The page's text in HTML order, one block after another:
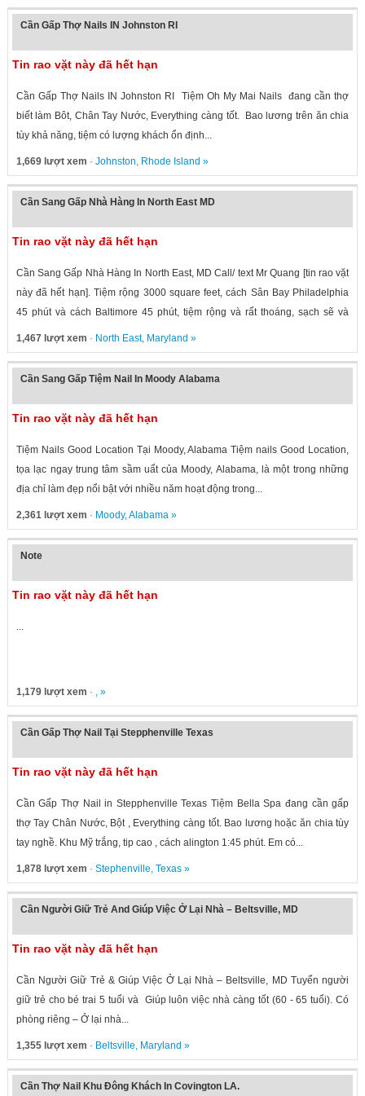
Cần Gấp Thợ Nails IN Johnston RI
Tin rao vặt này đã hết hạn
Cần Gấp Thợ Nails IN Johnston RI Tiệm Oh My Mai Nails đang cần thợ
biết làm Bôt, Chân Tay Nước, Everything càng tốt. Bao lương trên ăn chia
tùy khả năng, tiệm có lượng khách ổn định...
1,669 lượt xem · Johnston, Rhode Island »
Cần Sang Gấp Nhà Hàng In North East MD
Tin rao vặt này đã hết hạn
Cần Sang Gấp Nhà Hàng In North East, MD Call/ text Mr Quang [tin rao vặt
này đã hết hạn]. Tiệm rộng 3000 square feet, cách Sân Bay Philadelphia
45 phút và cách Baltimore 45 phút, tiệm rộng và rất thoáng, sạch sẽ và
sang...
1,467 lượt xem · North East, Maryland »
Cần Sang Gấp Tiệm Nail In Moody Alabama
Tin rao vặt này đã hết hạn
Tiệm Nails Good Location Tại Moody, Alabama Tiệm nails Good Location,
tọa lạc ngay trung tâm sầm uất của Moody, Alabama, là một trong những
địa chỉ làm đẹp nổi bật với nhiều năm hoạt động trong...
2,361 lượt xem · Moody,Alabama»
Note
Tin rao vặt này đã hết hạn
...
1,179 lượt xem · , »
Cần Gấp Thợ Nail Tại Stepphenville Texas
Tin rao vặt này đã hết hạn
Cần Gấp Thợ Nail in Stepphenville Texas Tiệm Bella Spa đang cần gấp
thợ Tay Chân Nước, Bột , Everything càng tốt. Bao lương hoặc ăn chia tùy
tay nghề. Khu Mỹ trắng, tip cao , cách alington 1:45 phút. Em có...
1,878 lượt xem · Stephenville, Texas»
Cần Người Giữ Trẻ And Giúp Việc Ở Lại Nhà – Beltsville, MD
Tin rao vặt này đã hết hạn
Cần Người Giữ Trẻ & Giúp Việc Ở Lại Nhà – Beltsville, MD Tuyển người
giữ trẻ cho bé trai 5 tuổi và Giúp luôn việc nhà càng tốt (60 - 65 tuổi). Có
phòng riêng – Ở lại nhà...
1,355 lượt xem · Beltsville, Maryland »
Cần Thợ Nail Khu Đông Khách In Covington LA.